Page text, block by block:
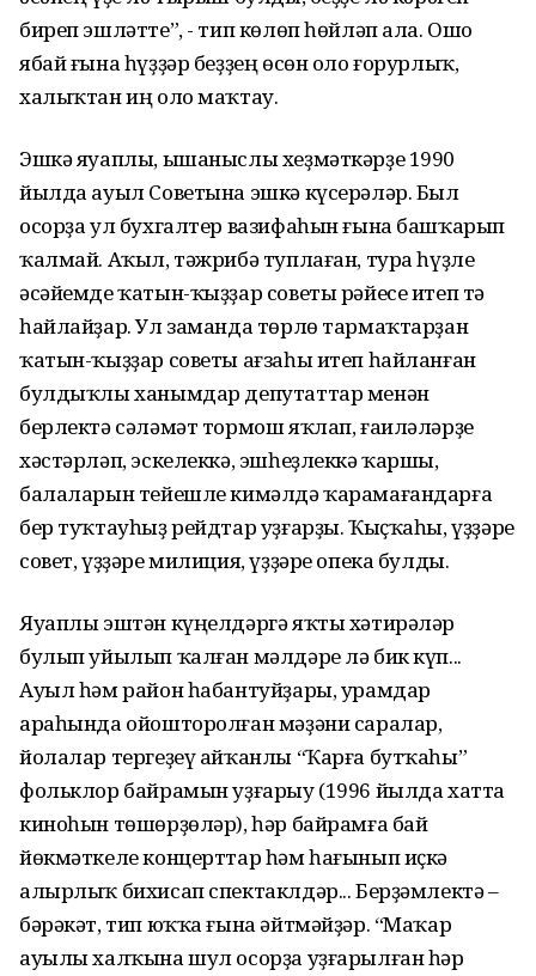
биреп эшләтте”, - тип көлөп һөйләп ала. Ошо
ябай ғына һүҙҙәр беҙҙең өсөн оло ғорурлыҡ,
халыҡтан иң оло маҡтау.
Эшкә яуаплы, ышаныслы хеҙмәткәрҙе 1990
йылда ауыл Советына эшкә күсерәләр. Был
осорҙа ул бухгалтер вазифаһын ғына башҡарып
ҡалмай. Аҡыл, тәжрибә туплаған, тура һүҙле
әсәйемде ҡатын-ҡыҙҙар советы рәйесе итеп тә
һайлайҙар. Ул заманда төрлө тармаҡтарҙан
ҡатын-ҡыҙҙар советы ағзаһы итеп һайланған
булдыҡлы ханымдар депутаттар менән
берлектә сәләмәт тормош яҡлап, ғаиләләрҙе
хәстәрләп, эскелеккә, эшһеҙлеккә ҡаршы,
балаларын тейешле кимәлдә ҡарамағандарға
бер туҡтауһыҙ рейдтар уҙғарҙы. Ҡыҫҡаһы, үҙҙәре
совет, үҙҙәре милиция, үҙҙәре опека булды.
Яуаплы эштән күңелдәргә яҡты хәтирәләр
булып уйылып ҡалған мәлдәре лә бик күп...
Ауыл һәм район һабантуйҙары, урамдар
араһында ойошторолған мәҙәни саралар,
йолалар тергеҙеү айҡанлы “Ҡарға бутҡаһы”
фольклор байрамын уҙғарыу (1996 йылда хатта
киноһын төшөрҙөләр), һәр байрамға бай
йөкмәткеле концерттар һәм һағынып иҫкә
алырлыҡ бихисап спектаклдәр... Берҙәмлектә –
бәрәкәт, тип юҡҡа ғына әйтмәйҙәр. “Маҡар
ауылы халҡына шул осорҙа уҙғарылған һәр